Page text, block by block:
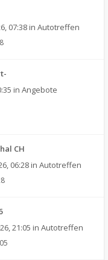
07:38 in Autotreffen
in Angebote
CH
06:28 in Autotreffen
21:05 in Autotreffen